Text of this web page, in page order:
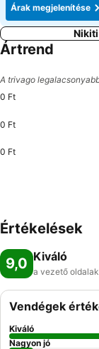
Árak megjelenítése
Ártrend
A trivago
0 Ft
0 Ft
0 Ft
Értékelések
9,0 Kiváló
a vezető
Vendégek
Kiváló
Nagyon jó